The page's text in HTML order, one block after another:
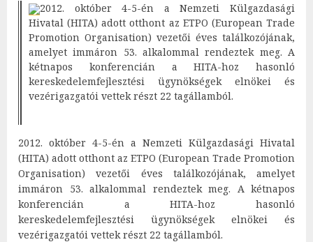
2012. október 4-5-én a Nemzeti Külgazdasági
Hivatal (HITA) adott otthont az ETPO (European Trade
Promotion Organisation) vezetői éves találkozójának,
amelyet immáron 53. alkalommal rendeztek meg. A
kétnapos konferencián a HITA-hoz hasonló
kereskedelemfejlesztési ügynökségek elnökei és
vezérigazgatói vettek részt 22 tagállamból.
2012. október 4-5-én a Nemzeti Külgazdasági Hivatal
(HITA) adott otthont az ETPO (European Trade Promotion
Organisation) vezetői éves találkozójának, amelyet
immáron 53. alkalommal rendeztek meg. A kétnapos
konferencián a HITA-hoz hasonló
kereskedelemfejlesztési ügynökségek elnökei és
vezérigazgatói vettek részt 22 tagállamból.